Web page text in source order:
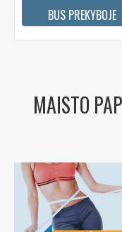
BUS PREKYBOJE
MAISTO